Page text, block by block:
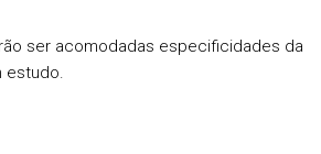
ser acomodadas especificidades da
estudo.